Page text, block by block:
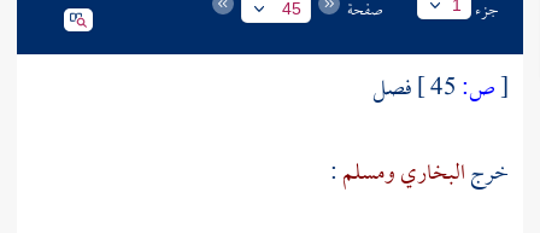
جزء 1 صفحة 45
[ص:
فصل
خرجالبخاريومسلم: